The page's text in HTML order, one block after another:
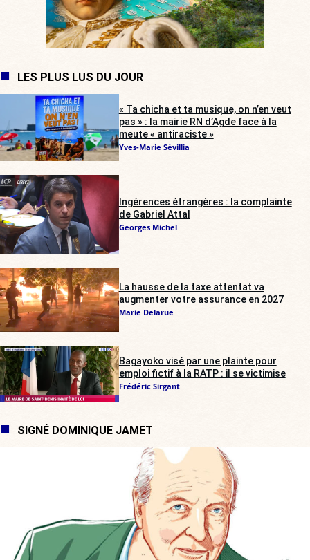
LES PLUS LUS DU JOUR
« Ta chicha et ta musique, on n’en veut
pas » : la mairie RN d’Agde face à la
meute « antiraciste »
Yves-Marie Sévillia
Ingérences étrangères : la complainte
de Gabriel Attal
Georges Michel
La hausse de la taxe attentat va
augmenter votre assurance en 2027
Marie Delarue
Bagayoko visé par une plainte pour
emploi fictif à la RATP : il se victimise
Frédéric Sirgant
SIGNÉ DOMINIQUE JAMET